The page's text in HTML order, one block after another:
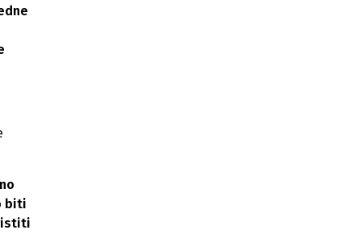
biti